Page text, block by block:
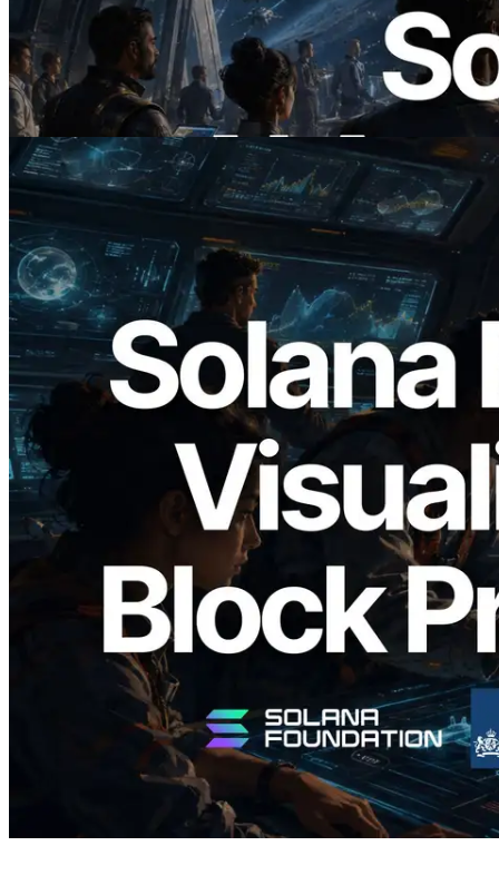
ERPC startet x402-fähige Solana RPC —
Der Beginn einer Ära, in der KI-Agenten
APIs bei Bedarf bezahlen
Lesen Sie diesen Artikel
2026.05.24
Validators Solutions veröffentlicht Solana
Block Analyzer – Visualisierung der
Blockproduktionszeit pro Slot und der
zugewiesenen Validatoren
Lesen Sie diesen Artikel